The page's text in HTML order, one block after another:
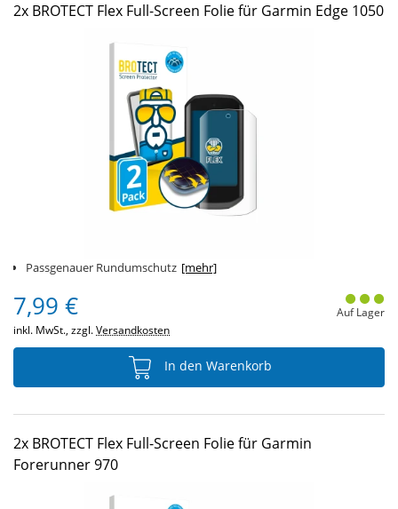
2x BROTECT Flex Full-Screen Folie für Garmin Edge 1050
Passgenauer Rundumschutz [mehr]
7,99 €
inkl. MwSt., zzgl.Versandkosten
Auf Lager
In den Warenkorb
2x BROTECT Flex Full-Screen Folie für Garmin
Forerunner 970